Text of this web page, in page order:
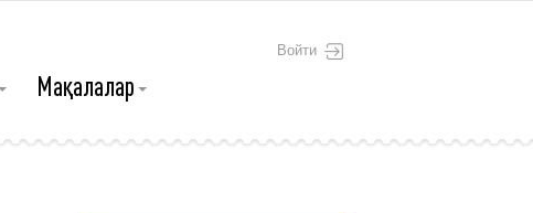
Войти
Мақалалар